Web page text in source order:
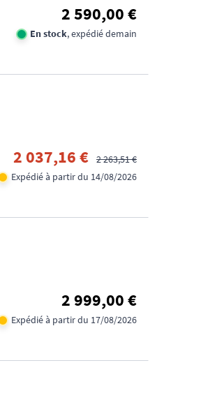
2 590,00 €
En stock, expédié demain
2 037,16 €
2 263,51 €
Expédié à partir du 14/08/2026
2 999,00 €
Expédié à partir du 17/08/2026